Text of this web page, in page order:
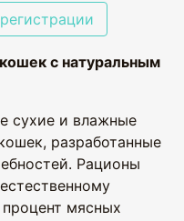
с натуральным
сухие и влажные
разработанные
Рационы
мясных